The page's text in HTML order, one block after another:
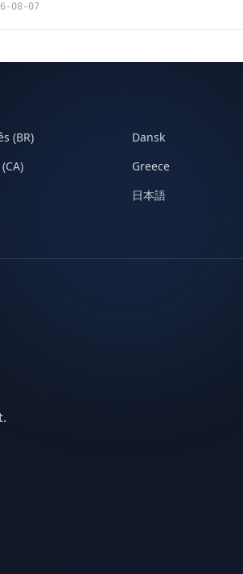
08-07
(BR) Dansk
Greece
日本語